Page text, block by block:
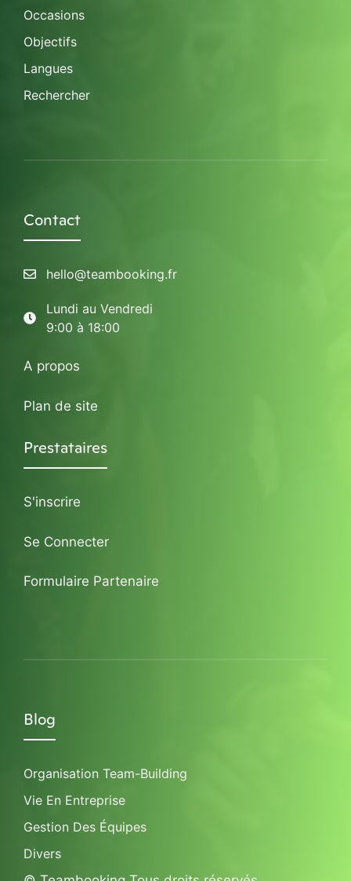
Occasions
Objectifs
Langues
Rechercher
Contact
hello@teambooking.fr
Lundi au Vendredi
9:00 à 18:00
A propos
Plan de site
Prestataires
S'inscrire
Se Connecter
Formulaire Partenaire
Blog
Organisation Team-Building
Vie En Entreprise
Gestion Des Équipes
Divers